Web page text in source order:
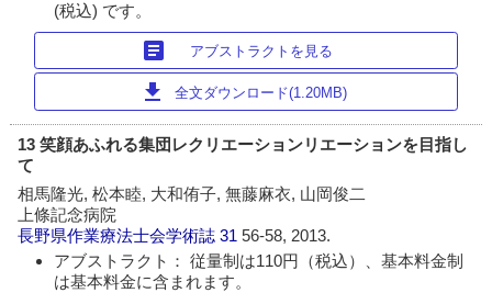
(税込) です。
article アブストラクトを見る
download 全文ダウンロード(1.20MB)
13 笑顔あふれる集団レクリエーションリエーションを目指し
て
相馬隆光, 松本睦, 大和侑子, 無藤麻衣, 山岡俊二
上條記念病院
長野県作業療法士会学術誌 3156-58, 2013.
アブストラクト： 従量制は110円（税込）、基本料金制
は基本料金に含まれます。